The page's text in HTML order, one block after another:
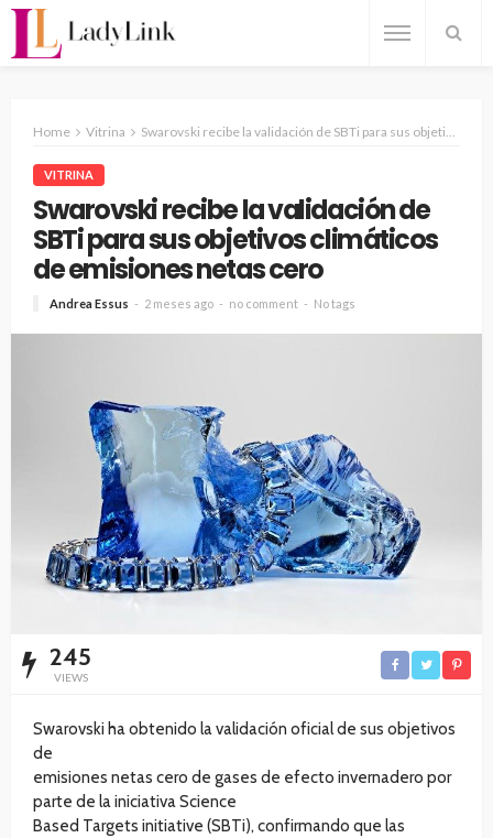
Home Vitrina Swarovski recibe la validación de SBTi para sus objetivos climáticos de emisiones netas cero
VITRINA
Swarovski recibe la validación de
SBTi para sus objetivos climáticos
de emisiones netas cero
Andrea Essus 2 meses ago no comment No tags
245
VIEWS
Swarovski ha obtenido la validación oficial de sus objetivos
de
emisiones netas cero de gases de efecto invernadero por
parte de la iniciativa Science
Based Targets initiative (SBTi), confirmando que las